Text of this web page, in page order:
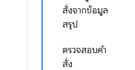
สั่งจากข้อมูล
สรุป
ตรวจสอบคำ
สั่ง